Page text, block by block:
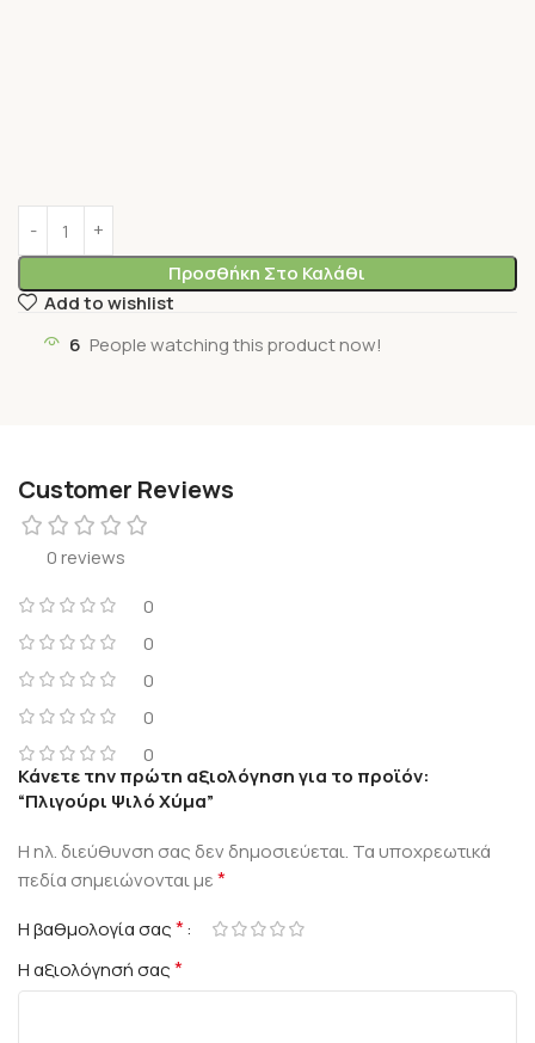
Προσθήκη Στο Καλάθι
Add to wishlist
6 People watching this product now!
Customer Reviews
0 reviews
0
0
0
0
0
Κάνετε την πρώτη αξιολόγηση για το προϊόν:
“Πλιγούρι Ψιλό Χύμα”
Η ηλ. διεύθυνση σας δεν δημοσιεύεται. Τα υποχρεωτικά
πεδία σημειώνονται με*
Η βαθμολογία σας*
Η αξιολόγησή σας*